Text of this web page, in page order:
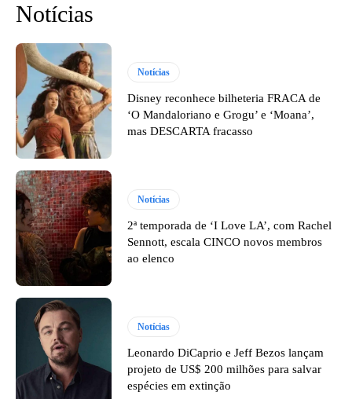
Notícias
Notícias
Disney reconhece bilheteria FRACA de
‘O Mandaloriano e Grogu’ e ‘Moana’,
mas DESCARTA fracasso
Notícias
2ª temporada de ‘I Love LA’, com Rachel
Sennott, escala CINCO novos membros
ao elenco
Notícias
Leonardo DiCaprio e Jeff Bezos lançam
projeto de US$ 200 milhões para salvar
espécies em extinção